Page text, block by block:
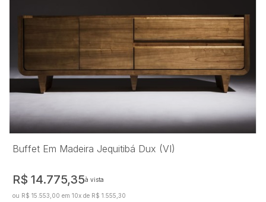
Buffet Em Madeira Jequitibá Dux (VI)
R$ 14.775,35à vista
ou R$ 15.553,00 em 10x de R$ 1.555,30